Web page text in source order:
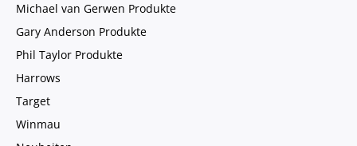
Michael van Gerwen Produkte
Gary Anderson Produkte
Phil Taylor Produkte
Harrows
Target
Winmau